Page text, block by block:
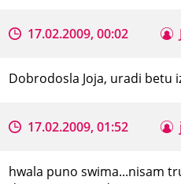
17.02.2009, 00:02
Dobrodosla Joja, uradi betu
17.02.2009, 01:52
hwala puno swima...nisam